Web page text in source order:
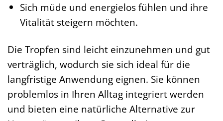
Sich müde und energielos fühlen und ihre
Vitalität steigern möchten.
Die Tropfen sind leicht einzunehmen und gut
verträglich, wodurch sie sich ideal für die
langfristige Anwendung eignen. Sie können
problemlos in Ihren Alltag integriert werden
und bieten eine natürliche Alternative zur